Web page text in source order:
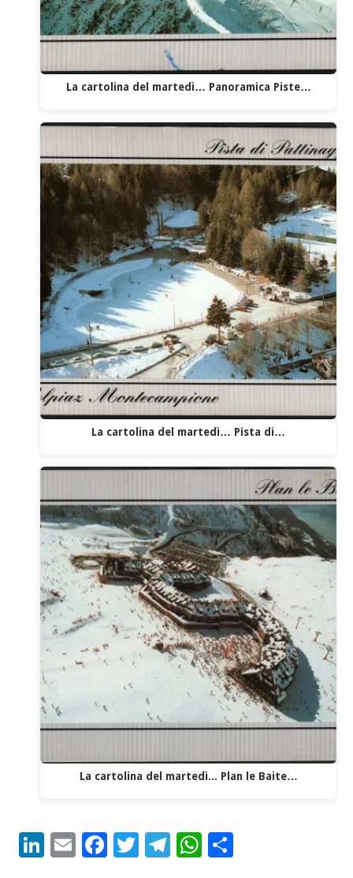
La cartolina del martedì… Panoramica Piste…
La cartolina del martedì… Pista di…
La cartolina del martedì... Plan le Baite…
LinkedIn
EmailFacebook
Twitter
Telegram
WhatsApp